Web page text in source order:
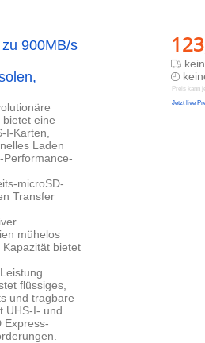
Preis kann
Jetzt live
900MB/s
bietet eine
I-Karten,
Laden
Performance-
microSD-
Transfer
mühelos
bietet
flüssiges,
und tragbare
UHS-I- und
Express-